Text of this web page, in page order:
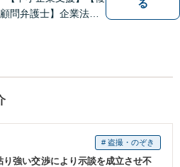
問弁護士】企業法
交通事故｜労働｜不
る
# 盗撮・のぞき
り強い交渉により示談を成立させ不